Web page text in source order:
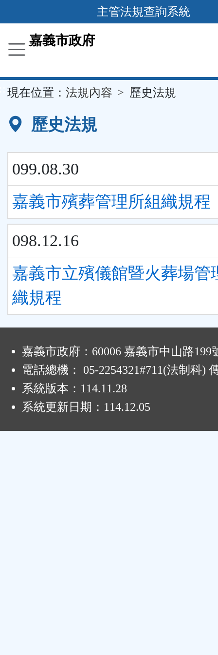
內
容
主管法規查詢系統
嘉義市政府
現在位置： 法規內容 歷史法規
歷史法規
099.08.30
嘉義市殯葬管理所組織規程
098.12.16
嘉義市立殯儀館暨火葬場管
織規程
嘉義市政府：60006 嘉義市中山路199
電話總機： 05-2254321#711(法制科)
系統版本： 114.11.28
系統更新日期： 114.12.05